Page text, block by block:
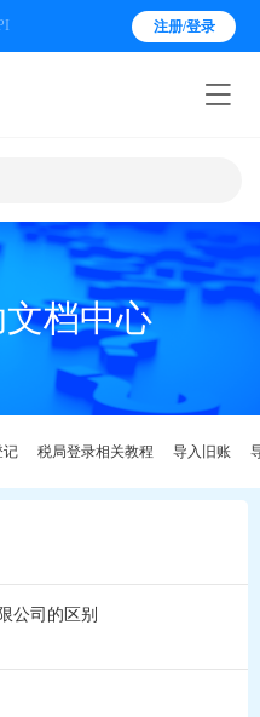
注册/登录

档中心
记 税局登录相关教程 导入旧账
公司的区别